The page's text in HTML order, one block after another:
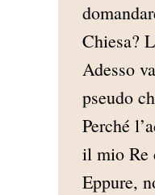
Chiesa?
Adesso
pseudo
Perché
il mio Re
Eppure,